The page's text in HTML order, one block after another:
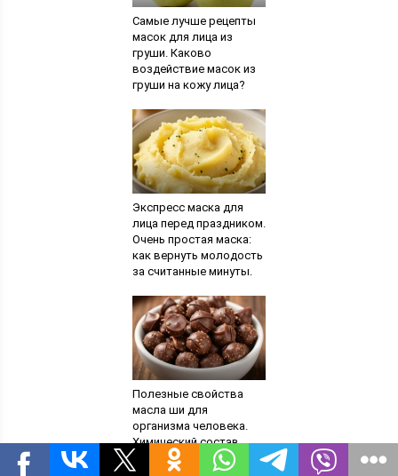
Самые лучше рецепты
масок для лица из
груши. Каково
воздействие масок из
груши на кожу лица?
применения. Маска из
груши против веснушек
Экспресс маска для
лица перед праздником.
Очень простая маска:
как вернуть молодость
за считанные минуты.
лица перед праздником
Полезные свойства
масла ши для
организма человека.
Химический состав
масла ши и его